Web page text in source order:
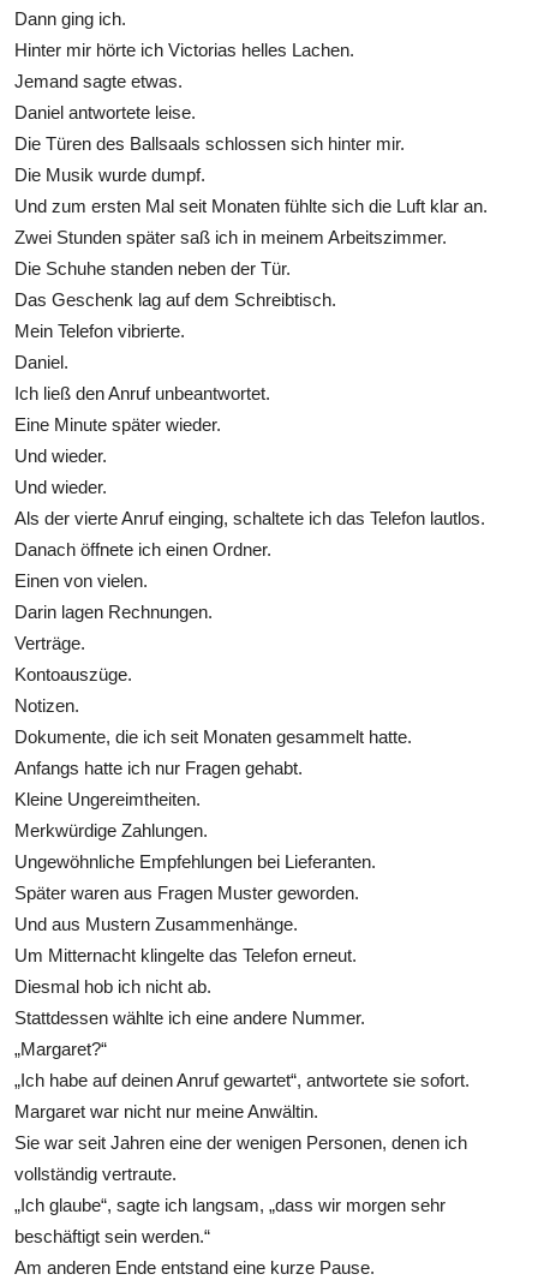
Dann ging ich.
Hinter mir hörte ich Victorias helles Lachen.
Jemand sagte etwas.
Daniel antwortete leise.
Die Türen des Ballsaals schlossen sich hinter mir.
Die Musik wurde dumpf.
Und zum ersten Mal seit Monaten fühlte sich die Luft klar an.
Zwei Stunden später saß ich in meinem Arbeitszimmer.
Die Schuhe standen neben der Tür.
Das Geschenk lag auf dem Schreibtisch.
Mein Telefon vibrierte.
Daniel.
Ich ließ den Anruf unbeantwortet.
Eine Minute später wieder.
Und wieder.
Und wieder.
Als der vierte Anruf einging, schaltete ich das Telefon lautlos.
Danach öffnete ich einen Ordner.
Einen von vielen.
Darin lagen Rechnungen.
Verträge.
Kontoauszüge.
Notizen.
Dokumente, die ich seit Monaten gesammelt hatte.
Anfangs hatte ich nur Fragen gehabt.
Kleine Ungereimtheiten.
Merkwürdige Zahlungen.
Ungewöhnliche Empfehlungen bei Lieferanten.
Später waren aus Fragen Muster geworden.
Und aus Mustern Zusammenhänge.
Um Mitternacht klingelte das Telefon erneut.
Diesmal hob ich nicht ab.
Stattdessen wählte ich eine andere Nummer.
„Margaret?“
„Ich habe auf deinen Anruf gewartet“, antwortete sie sofort.
Margaret war nicht nur meine Anwältin.
Sie war seit Jahren eine der wenigen Personen, denen ich
vollständig vertraute.
„Ich glaube“, sagte ich langsam, „dass wir morgen sehr
beschäftigt sein werden.“
Am anderen Ende entstand eine kurze Pause.